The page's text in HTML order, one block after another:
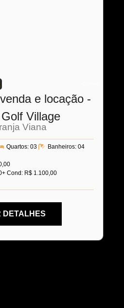
e locação -
Village
Viana
Quartos: 03 Banheiros: 04
+ Cond: R$ 1.100,00
DETALHES